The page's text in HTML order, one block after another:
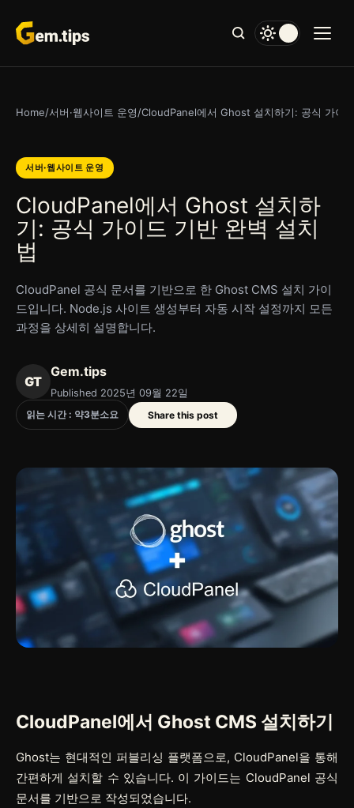
문
로
뛰
Home/서버·웹사이트 운영/CloudPanel에서 Ghost 설치하기: 공식 가이
서버·웹사이트 운영
CloudPanel에서 Ghost 설치하
기: 공식 가이드 기반 완벽 설치
법
CloudPanel 공식 문서를 기반으로 한 Ghost CMS 설치 가이
드입니다. Node.js 사이트 생성부터 자동 시작 설정까지 모든
과정을 상세히 설명합니다.
GT
Gem.tips
Published 2025년 09월 22일
읽는 시간 : 약3분소요 Share this post
CloudPanel에서 Ghost CMS 설치하기
Ghost는 현대적인 퍼블리싱 플랫폼으로, CloudPanel을 통해
간편하게 설치할 수 있습니다. 이 가이드는 CloudPanel 공식
문서를 기반으로 작성되었습니다.